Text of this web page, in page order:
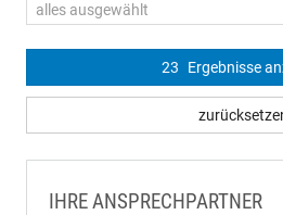
alles ausgewählt
23 Ergebnisse
IHRE ANSPRECHPARTNER